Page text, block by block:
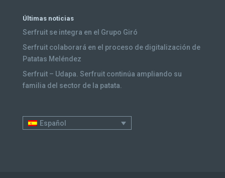
Últimas noticias
Serfruit se integra en el Grupo Giró
Serfruit colaborará en el proceso de digitalización de
Patatas Meléndez
Serfruit – Udapa. Serfruit continúa ampliando su
familia del sector de la patata.
Español